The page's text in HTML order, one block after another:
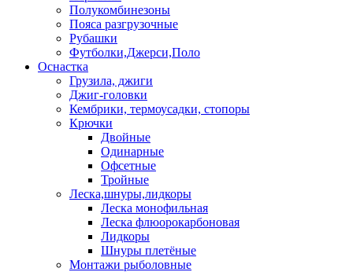
Полукомбинезоны
Пояса разгрузочные
Рубашки
Футболки,Джерси,Поло
Оснастка
Грузила, джиги
Джиг-головки
Кембрики, термоусадки, стопоры
Крючки
Двойные
Одинарные
Офсетные
Тройные
Леска,шнуры,лидкоры
Леска монофильная
Леска флюорокарбоновая
Лидкоры
Шнуры плетёные
Монтажи рыболовные